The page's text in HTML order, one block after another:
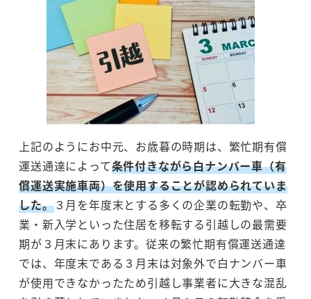
上記のようにお中元、お歳暮の時期は、繁忙期有償
運送通達によって条件付きながら白ナンバー車（有
償運送実施車両）を使用することが認められていま
した。３月を年度末とする多くの企業の転勤や、卒
業・新入学といった住居を移転する引越しの最需要
期が３月末にあります。従来の繁忙期有償運送通達
では、年度末である３月末は対象外で白ナンバー車
が使用できなかったため引越し事業者に大きな混乱